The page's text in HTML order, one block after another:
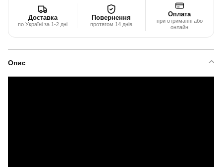
Доставка
по Україні за 1-2 дні
Повернення
протягом 14 днів
Оплата
при отриманні або
онлайн
Опис